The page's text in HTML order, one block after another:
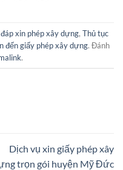
xin phép xây dựng, Thủ tục
đến giấy phép xây dựng. Đánh
.
Dịch vụ xin giấy phép xây
trọn gói huyện Mỹ Đức